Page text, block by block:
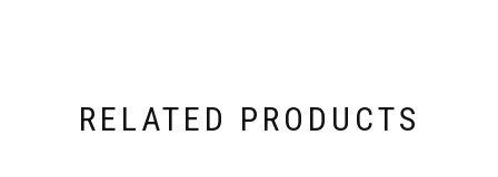
RELATED PRODUCTS